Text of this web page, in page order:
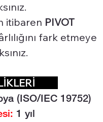
itibaren PIVOT
fark etmeye
(ISO/IEC 19752)
1 yıl